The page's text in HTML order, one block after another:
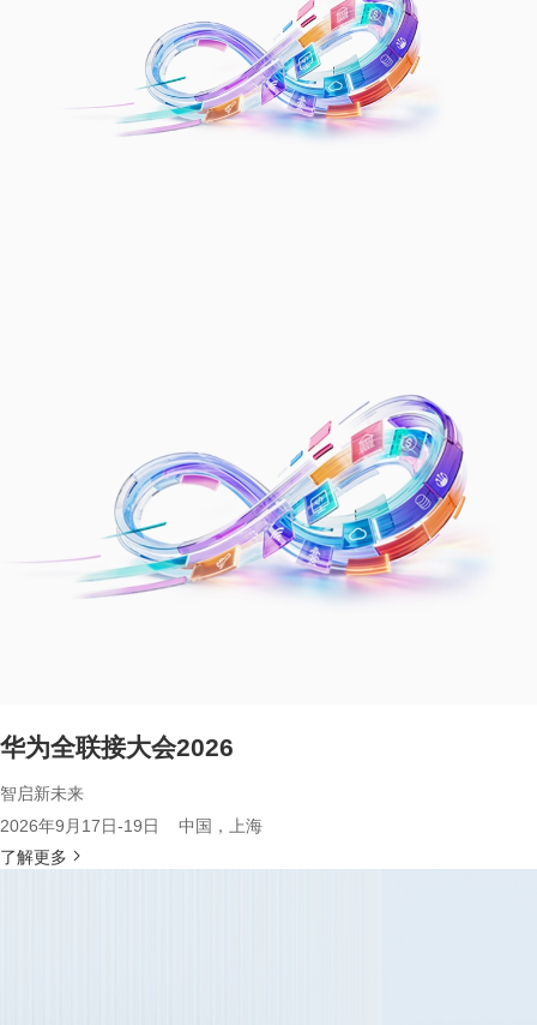
华为全联接大会2026
智启新未来
2026年9月17日-19日 中国，上海
了解更多